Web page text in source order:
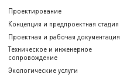
Проектирование
Концепция и предпроектная стадия
Проектная и рабочая документация
Техническое и инженерное
сопровождение
Экологические услуги